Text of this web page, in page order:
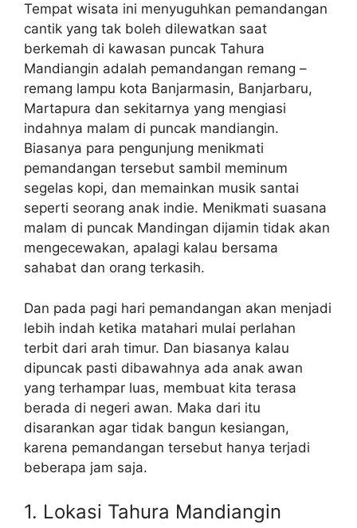
Tempat wisata ini menyuguhkan pemandangan
cantik yang tak boleh dilewatkan saat
berkemah di kawasan puncak Tahura
Mandiangin adalah pemandangan remang –
remang lampu kota Banjarmasin, Banjarbaru,
Martapura dan sekitarnya yang mengiasi
indahnya malam di puncak mandiangin.
Biasanya para pengunjung menikmati
pemandangan tersebut sambil meminum
segelas kopi, dan memainkan musik santai
seperti seorang anak indie. Menikmati suasana
malam di puncak Mandingan dijamin tidak akan
mengecewakan, apalagi kalau bersama
sahabat dan orang terkasih.
Dan pada pagi hari pemandangan akan menjadi
lebih indah ketika matahari mulai perlahan
terbit dari arah timur. Dan biasanya kalau
dipuncak pasti dibawahnya ada anak awan
yang terhampar luas, membuat kita terasa
berada di negeri awan. Maka dari itu
disarankan agar tidak bangun kesiangan,
karena pemandangan tersebut hanya terjadi
beberapa jam saja.
1. Lokasi Tahura Mandiangin